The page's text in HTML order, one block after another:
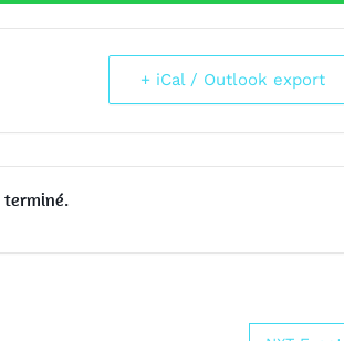
+ iCal / Outlook export
terminé.